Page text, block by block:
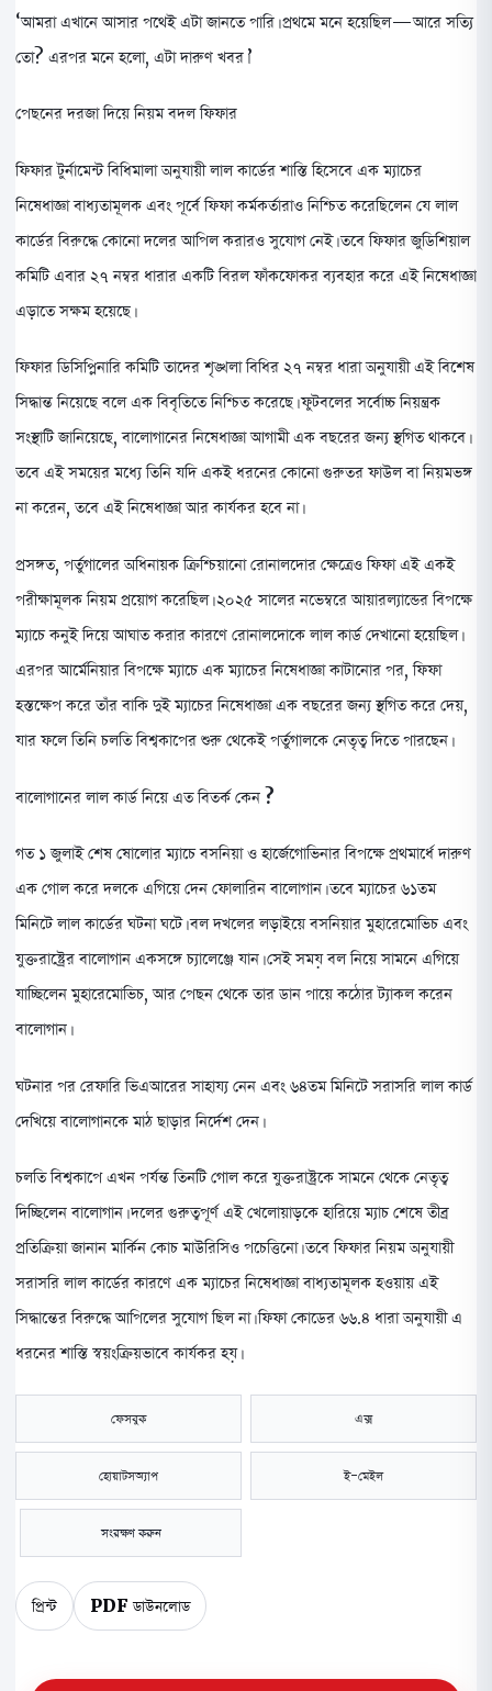
‘আমরা এখানে আসার পথেই এটা জানতে পারি। প্রথমে মনে হয়েছিল—আরে সত্যি
তো? এরপর মনে হলো, এটা দারুণ খবর।’
পেছনের দরজা দিয়ে নিয়ম বদল ফিফার
ফিফার টুর্নামেন্ট বিধিমালা অনুযায়ী লাল কার্ডের শাস্তি হিসেবে এক ম্যাচের
নিষেধাজ্ঞা বাধ্যতামূলক এবং পূর্বে ফিফা কর্মকর্তারাও নিশ্চিত করেছিলেন যে লাল
কার্ডের বিরুদ্ধে কোনো দলের আপিল করারও সুযোগ নেই। তবে ফিফার জুডিশিয়াল
কমিটি এবার ২৭ নম্বর ধারার একটি বিরল ফাঁকফোকর ব্যবহার করে এই নিষেধাজ্ঞা
এড়াতে সক্ষম হয়েছে।
ফিফার ডিসিপ্লিনারি কমিটি তাদের শৃঙ্খলা বিধির ২৭ নম্বর ধারা অনুযায়ী এই বিশেষ
সিদ্ধান্ত নিয়েছে বলে এক বিবৃতিতে নিশ্চিত করেছে। ফুটবলের সর্বোচ্চ নিয়ন্ত্রক
সংস্থাটি জানিয়েছে, বালোগানের নিষেধাজ্ঞা আগামী এক বছরের জন্য স্থগিত থাকবে।
তবে এই সময়ের মধ্যে তিনি যদি একই ধরনের কোনো গুরুতর ফাউল বা নিয়মভঙ্গ
না করেন, তবে এই নিষেধাজ্ঞা আর কার্যকর হবে না।
প্রসঙ্গত, পর্তুগালের অধিনায়ক ক্রিশ্চিয়ানো রোনালদোর ক্ষেত্রেও ফিফা এই একই
পরীক্ষামূলক নিয়ম প্রয়োগ করেছিল। ২০২৫ সালের নভেম্বরে আয়ারল্যান্ডের বিপক্ষে
ম্যাচে কনুই দিয়ে আঘাত করার কারণে রোনালদোকে লাল কার্ড দেখানো হয়েছিল।
এরপর আর্মেনিয়ার বিপক্ষে ম্যাচে এক ম্যাচের নিষেধাজ্ঞা কাটানোর পর, ফিফা
হস্তক্ষেপ করে তাঁর বাকি দুই ম্যাচের নিষেধাজ্ঞা এক বছরের জন্য স্থগিত করে দেয়,
যার ফলে তিনি চলতি বিশ্বকাপের শুরু থেকেই পর্তুগালকে নেতৃত্ব দিতে পারছেন।
বালোগানের লাল কার্ড নিয়ে এত বিতর্ক কেন ?
গত ১ জুলাই শেষ ষোলোর ম্যাচে বসনিয়া ও হার্জেগোভিনার বিপক্ষে প্রথমার্ধে দারুণ
এক গোল করে দলকে এগিয়ে দেন ফোলারিন বালোগান। তবে ম্যাচের ৬১তম
মিনিটে লাল কার্ডের ঘটনা ঘটে। বল দখলের লড়াইয়ে বসনিয়ার মুহারেমোভিচ এবং
যুক্তরাষ্ট্রের বালোগান একসঙ্গে চ্যালেঞ্জে যান। সেই সময় বল নিয়ে সামনে এগিয়ে
যাচ্ছিলেন মুহারেমোভিচ, আর পেছন থেকে তার ডান পায়ে কঠোর ট্যাকল করেন
বালোগান।
ঘটনার পর রেফারি ভিএআরের সাহায্য নেন এবং ৬৪তম মিনিটে সরাসরি লাল কার্ড
দেখিয়ে বালোগানকে মাঠ ছাড়ার নির্দেশ দেন।
চলতি বিশ্বকাপে এখন পর্যন্ত তিনটি গোল করে যুক্তরাষ্ট্রকে সামনে থেকে নেতৃত্ব
দিচ্ছিলেন বালোগান। দলের গুরুত্বপূর্ণ এই খেলোয়াড়কে হারিয়ে ম্যাচ শেষে তীব্র
প্রতিক্রিয়া জানান মার্কিন কোচ মাউরিসিও পচেত্তিনো। তবে ফিফার নিয়ম অনুযায়ী
সরাসরি লাল কার্ডের কারণে এক ম্যাচের নিষেধাজ্ঞা বাধ্যতামূলক হওয়ায় এই
সিদ্ধান্তের বিরুদ্ধে আপিলের সুযোগ ছিল না। ফিফা কোডের ৬৬.৪ ধারা অনুযায়ী এ
ধরনের শাস্তি স্বয়ংক্রিয়ভাবে কার্যকর হয়।
ফেসবুক এক্স
হোয়াটসঅ্যাপ ই-মেইল
সংরক্ষণ করুন
প্রিন্ট PDF ডাউনলোড